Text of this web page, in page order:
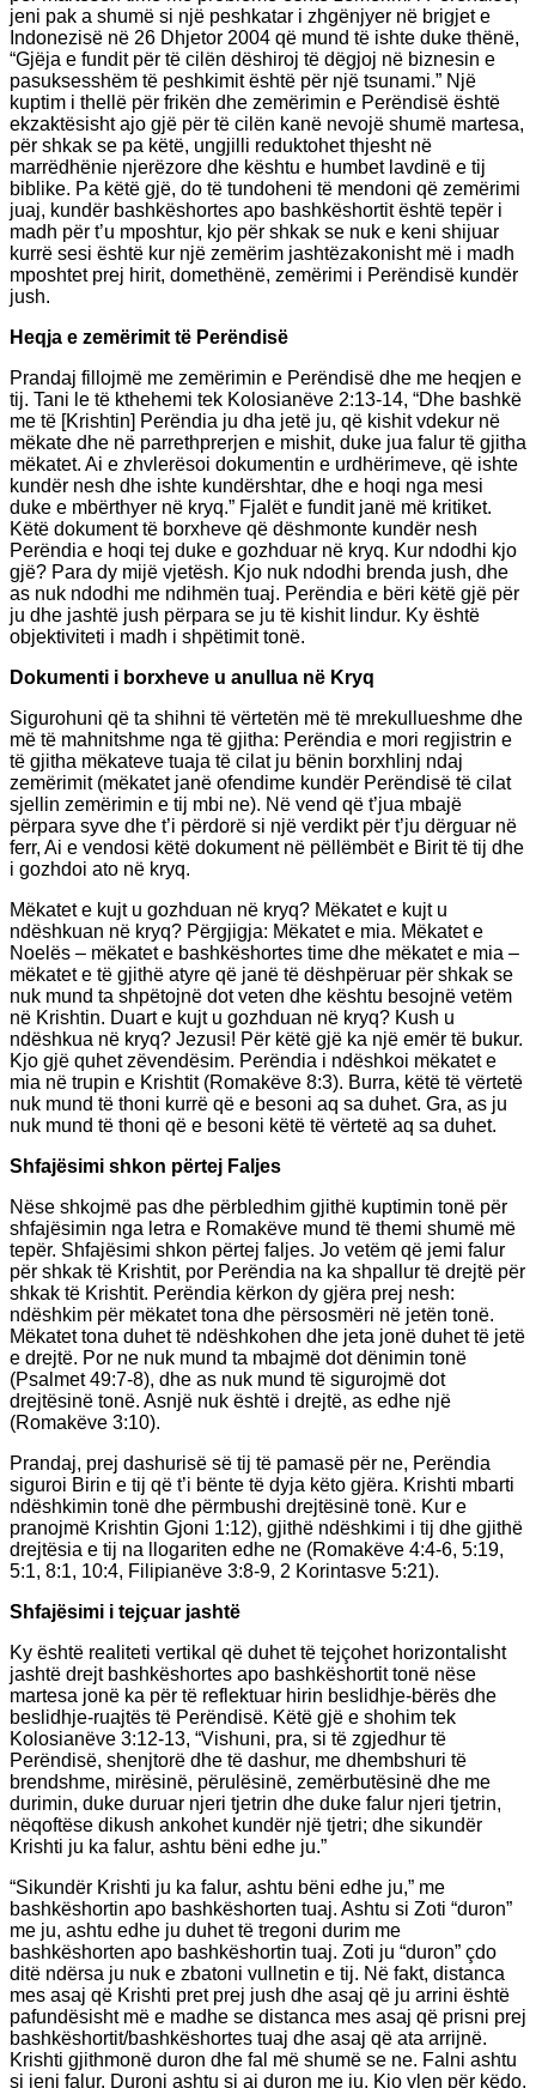
jeni pak a shumë si një peshkatar i zhgënjyer në brigjet e
Indonezisë në 26 Dhjetor 2004 që mund të ishte duke thënë,
“Gjëja e fundit për të cilën dëshiroj të dëgjoj në biznesin e
pasuksesshëm të peshkimit është për një tsunami.” Një
kuptim i thellë për frikën dhe zemërimin e Perëndisë është
ekzaktësisht ajo gjë për të cilën kanë nevojë shumë martesa,
për shkak se pa këtë, ungjilli reduktohet thjesht në
marrëdhënie njerëzore dhe kështu e humbet lavdinë e tij
biblike. Pa këtë gjë, do të tundoheni të mendoni që zemërimi
juaj, kundër bashkëshortes apo bashkëshortit është tepër i
madh për t’u mposhtur, kjo për shkak se nuk e keni shijuar
kurrë sesi është kur një zemërim jashtëzakonisht më i madh
mposhtet prej hirit, domethënë, zemërimi i Perëndisë kundër
jush.
Heqja e zemërimit të Perëndisë
Prandaj fillojmë me zemërimin e Perëndisë dhe me heqjen e
tij. Tani le të kthehemi tek Kolosianëve 2:13-14, “Dhe bashkë
me të [Krishtin] Perëndia ju dha jetë ju, që kishit vdekur në
mëkate dhe në parrethprerjen e mishit, duke jua falur të gjitha
mëkatet. Ai e zhvlerësoi dokumentin e urdhërimeve, që ishte
kundër nesh dhe ishte kundërshtar, dhe e hoqi nga mesi
duke e mbërthyer në kryq.” Fjalët e fundit janë më kritiket.
Këtë dokument të borxheve që dëshmonte kundër nesh
Perëndia e hoqi tej duke e gozhduar në kryq. Kur ndodhi kjo
gjë? Para dy mijë vjetësh. Kjo nuk ndodhi brenda jush, dhe
as nuk ndodhi me ndihmën tuaj. Perëndia e bëri këtë gjë për
ju dhe jashtë jush përpara se ju të kishit lindur. Ky është
objektiviteti i madh i shpëtimit tonë.
Dokumenti i borxheve u anullua në Kryq
Sigurohuni që ta shihni të vërtetën më të mrekullueshme dhe
më të mahnitshme nga të gjitha: Perëndia e mori regjistrin e
të gjitha mëkateve tuaja të cilat ju bënin borxhlinj ndaj
zemërimit (mëkatet janë ofendime kundër Perëndisë të cilat
sjellin zemërimin e tij mbi ne). Në vend që t’jua mbajë
përpara syve dhe t’i përdorë si një verdikt për t’ju dërguar në
ferr, Ai e vendosi këtë dokument në pëllëmbët e Birit të tij dhe
i gozhdoi ato në kryq.
Mëkatet e kujt u gozhduan në kryq? Mëkatet e kujt u
ndëshkuan në kryq? Përgjigja: Mëkatet e mia. Mëkatet e
Noelës – mëkatet e bashkëshortes time dhe mëkatet e mia –
mëkatet e të gjithë atyre që janë të dëshpëruar për shkak se
nuk mund ta shpëtojnë dot veten dhe kështu besojnë vetëm
në Krishtin. Duart e kujt u gozhduan në kryq? Kush u
ndëshkua në kryq? Jezusi! Për këtë gjë ka një emër të bukur.
Kjo gjë quhet zëvendësim. Perëndia i ndëshkoi mëkatet e
mia në trupin e Krishtit (Romakëve 8:3). Burra, këtë të vërtetë
nuk mund të thoni kurrë që e besoni aq sa duhet. Gra, as ju
nuk mund të thoni që e besoni këtë të vërtetë aq sa duhet.
Shfajësimi shkon përtej Faljes
Nëse shkojmë pas dhe përbledhim gjithë kuptimin tonë për
shfajësimin nga letra e Romakëve mund të themi shumë më
tepër. Shfajësimi shkon përtej faljes. Jo vetëm që jemi falur
për shkak të Krishtit, por Perëndia na ka shpallur të drejtë për
shkak të Krishtit. Perëndia kërkon dy gjëra prej nesh:
ndëshkim për mëkatet tona dhe përsosmëri në jetën tonë.
Mëkatet tona duhet të ndëshkohen dhe jeta jonë duhet të jetë
e drejtë. Por ne nuk mund ta mbajmë dot dënimin tonë
(Psalmet 49:7-8), dhe as nuk mund të sigurojmë dot
drejtësinë tonë. Asnjë nuk është i drejtë, as edhe një
(Romakëve 3:10).
Prandaj, prej dashurisë së tij të pamasë për ne, Perëndia
siguroi Birin e tij që t’i bënte të dyja këto gjëra. Krishti mbarti
ndëshkimin tonë dhe përmbushi drejtësinë tonë. Kur e
pranojmë Krishtin Gjoni 1:12), gjithë ndëshkimi i tij dhe gjithë
drejtësia e tij na llogariten edhe ne (Romakëve 4:4-6, 5:19,
5:1, 8:1, 10:4, Filipianëve 3:8-9, 2 Korintasve 5:21).
Shfajësimi i tejçuar jashtë
Ky është realiteti vertikal që duhet të tejçohet horizontalisht
jashtë drejt bashkëshortes apo bashkëshortit tonë nëse
martesa jonë ka për të reflektuar hirin beslidhje-bërës dhe
beslidhje-ruajtës të Perëndisë. Këtë gjë e shohim tek
Kolosianëve 3:12-13, “Vishuni, pra, si të zgjedhur të
Perëndisë, shenjtorë dhe të dashur, me dhembshuri të
brendshme, mirësinë, përulësinë, zemërbutësinë dhe me
durimin, duke duruar njeri tjetrin dhe duke falur njeri tjetrin,
nëqoftëse dikush ankohet kundër një tjetri; dhe sikundër
Krishti ju ka falur, ashtu bëni edhe ju.”
“Sikundër Krishti ju ka falur, ashtu bëni edhe ju,” me
bashkëshortin apo bashkëshorten tuaj. Ashtu si Zoti “duron”
me ju, ashtu edhe ju duhet të tregoni durim me
bashkëshorten apo bashkëshortin tuaj. Zoti ju “duron” çdo
ditë ndërsa ju nuk e zbatoni vullnetin e tij. Në fakt, distanca
mes asaj që Krishti pret prej jush dhe asaj që ju arrini është
pafundësisht më e madhe se distanca mes asaj që prisni prej
bashkëshortit/bashkëshortes tuaj dhe asaj që ata arrijnë.
Krishti gjithmonë duron dhe fal më shumë se ne. Falni ashtu
si jeni falur. Duroni ashtu si ai duron me ju. Kjo vlen për këdo,